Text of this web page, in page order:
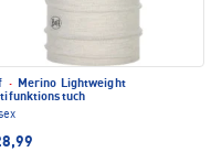
·
Merino Lightweight